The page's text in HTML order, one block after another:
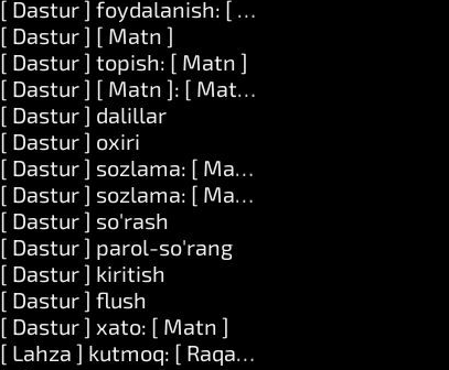
[ Raqam ]
[ Dastur ] foydalanish: [ Matn ]
[ Dastur ] [ Matn ]
[ Dastur ] topish: [ Matn ]
[ Dastur ] [ Matn ]: [ Matn ]
[ Dastur ] dalillar
[ Dastur ] oxiri
[ Dastur ] sozlama: [ Matn ]
[ Dastur ] sozlama: [ Matn ] qiymat: [ Matn ]
[ Dastur ] so'rash
[ Dastur ] parol-so'rang
[ Dastur ] kiritish
[ Dastur ] flush
[ Dastur ] xato: [ Matn ]
[ Lahza ] kutmoq: [ Raqam ]